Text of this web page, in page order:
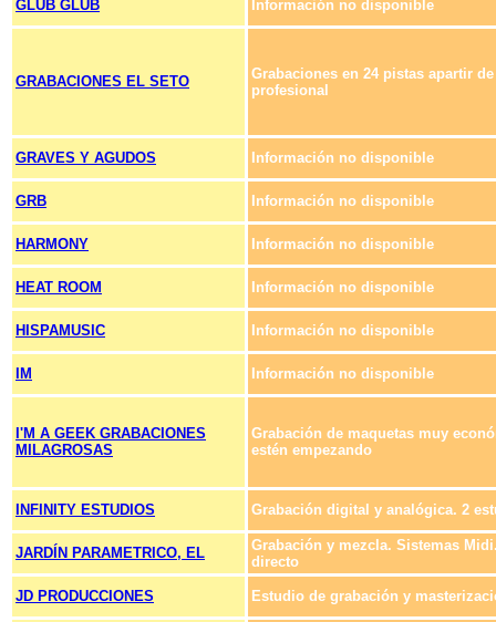
GLUB GLUB Información no disponible
GRABACIONES EL SETO
Grabaciones en 24 pistas apartir
profesional
GRAVES Y AGUDOS Información no disponible
GRB Información no disponible
HARMONY Información no disponible
HEAT ROOM Información no disponible
HISPAMUSIC Información no disponible
IM Información no disponible
I'M A GEEK GRABACIONES
MILAGROSAS
Grabación de maquetas muy
estén empezando
INFINITY ESTUDIOS Grabación digital y analógica. 2
JARDÍN PARAMETRICO, EL
Grabación y mezcla. Sistemas
directo
JD PRODUCCIONES Estudio de grabación y